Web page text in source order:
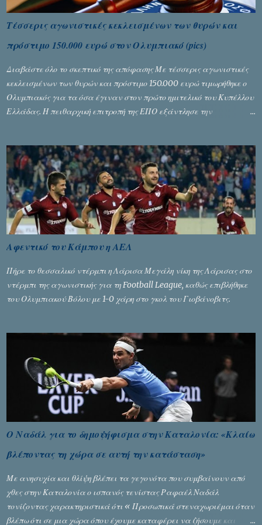
Τέσσερις αγωνιστικές κεκλεισμένων των θυρών και
πρόστιμο 150.000 ευρώ στον Ολυμπιακό (pics)
Διαβάστε όλο το σκεπτικό της απόφασης Με τέσσερις αγωνιστικές
κεκλεισμένων των θυρών και πρόστιμο 150.000 ευρώ τιμωρήθηκε ο
Ολυμπιακός για τα όσα έγιναν στον πρώτο ημιτελικό του Κυπέλλου
Ελλάδας. Η πειθαρχική επιτροπή της ΕΠΟ εξάντλησε την
αφαίρεσης βαθμών, όπως απαιτούσαν, αφού κάτι τέτοιο δεν ήταν
εφικτό, σύμφωνα με τα στοιχεία...
Αφεντικό του Κάμπου η ΑΕΛ
Πήρε το θεσσαλικό ντέρμπι η Λάρισα Μεγάλη νίκη της Λάρισας στο
ντέρμπι της αγωνιστικής για τη Football League, καθώς επιβλήθηκε
του Ολυμπιακού Βόλου με 1-0 χάρη στο γκολ του Γιοβάνοβιτς.
Ο Ναδάλ για το δημοψήφισμα στην Καταλονία: «Κλαίω
βλέποντας τη χώρα σε αυτή την κατάσταση»
Με ανησυχία και θλίψη βλέπει τα γεγονότα που συμβαίνουν από
χθες στην Καταλονία ο ισπανός τενίστας Ραφαέλ Ναδάλ
τονίζοντας χαρακτηριστικά ότι « Προσωπικά στεναχωριέμαι όταν
βλέπω ότι σε μια χώρα όπου έχουμε καταφέρει να ζήσουμε και